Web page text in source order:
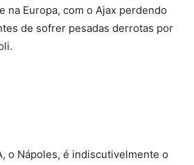
na Europa, com o Ajax perdendo
de sofrer pesadas derrotas por
o Nápoles, é indiscutivelmente o